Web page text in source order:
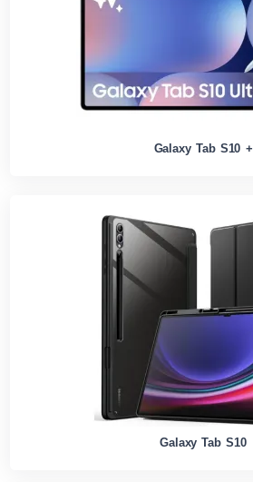
Galaxy Tab S10 +
Galaxy Tab S10